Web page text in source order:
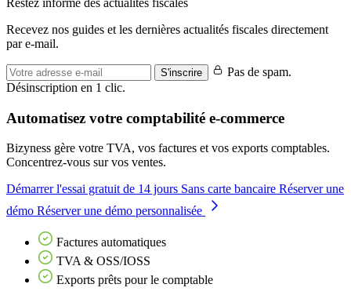
Restez informé des actualités fiscales
Recevez nos guides et les dernières actualités fiscales directement
par e-mail.
S'inscrire
Pas de spam.
Désinscription en 1 clic.
Automatisez votre comptabilité e-commerce
Bizyness gère votre TVA, vos factures et vos exports comptables.
Concentrez-vous sur vos ventes.
Démarrer l'essai gratuit de 14 jours Sans carte bancaire Réserver une
démo Réserver une démo personnalisée
Factures automatiques
TVA & OSS/IOSS
Exports prêts pour le comptable